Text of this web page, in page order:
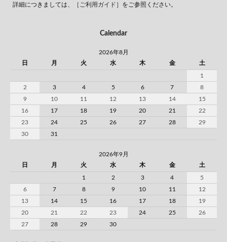
詳細につきましては、
［ご利用ガイド］ をご参照ください。
Calendar
2026年8月
日
月 火 水 木 金 土
1
2
3 4 5 6 7
8
9
10 11 12 13 14
15
16
17 18 19 20 21
22
23
24 25 26 27 28
29
30
31
2026年9月
日
月 火 水 木 金 土
1 2 3 4
5
6
7 8 9 10 11
12
13
14 15 16 17 18
19
20
21 22 23 24 25
26
27
28 29 30